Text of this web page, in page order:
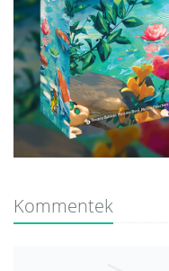
Kommentek